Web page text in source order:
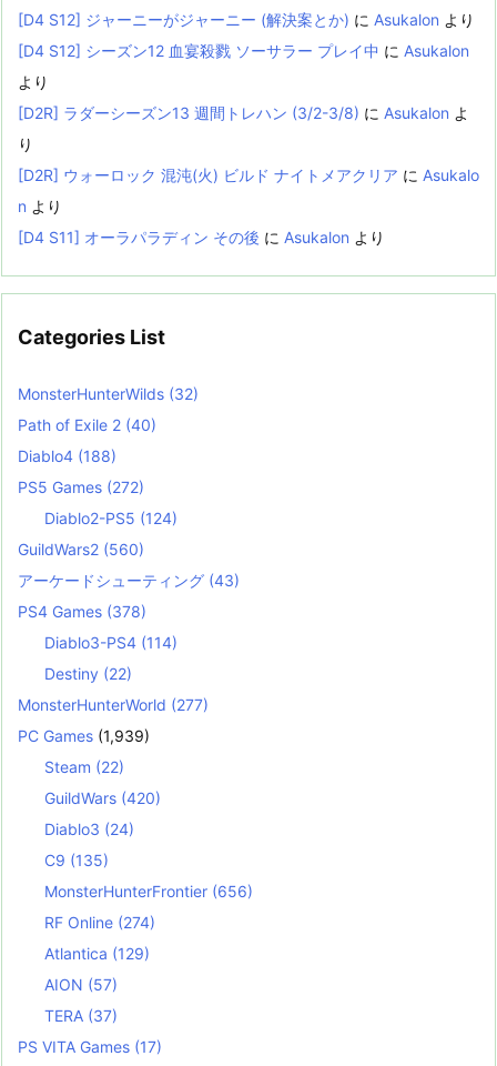
[D4 S12] ジャーニーがジャーニー (解決案とか) に Asukalon より
[D4 S12] シーズン12 血宴殺戮 ソーサラー プレイ中 に Asukalon
より
[D2R] ラダーシーズン13 週間トレハン (3/2-3/8) に Asukalon よ
り
[D2R] ウォーロック 混沌(火) ビルド ナイトメアクリア に Asukalo
n より
[D4 S11] オーラパラディン その後 に Asukalon より
Categories List
MonsterHunterWilds (32)
Path of Exile 2 (40)
Diablo4 (188)
PS5 Games (272)
Diablo2-PS5 (124)
GuildWars2 (560)
アーケードシューティング (43)
PS4 Games (378)
Diablo3-PS4 (114)
Destiny (22)
MonsterHunterWorld (277)
PC Games (1,939)
Steam (22)
GuildWars (420)
Diablo3 (24)
C9 (135)
MonsterHunterFrontier (656)
RF Online (274)
Atlantica (129)
AION (57)
TERA (37)
PS VITA Games (17)